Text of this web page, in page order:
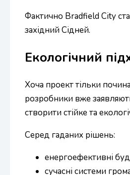
Фактично Bradfield City
західний Сідней.
Екологічний
Хоча проект тільки
розробники вже
створити стійке та
Серед гаданих рішень:
енергоефективні
сучасні системи